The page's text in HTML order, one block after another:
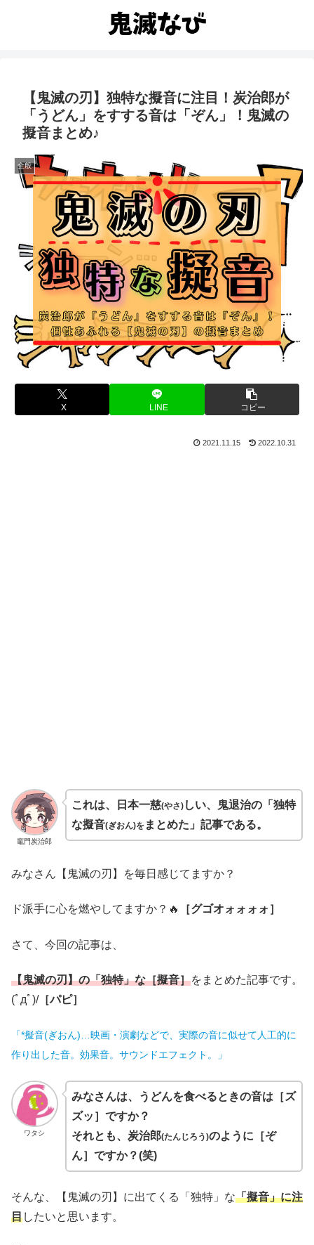
【鬼滅の刃】独特な擬音に注目！炭治郎が
「うどん」をすする音は「ぞん」！鬼滅の
擬音まとめ♪
全般
X LINE コピー
2021.11.15 2022.10.31
竈門炭治郎
これは、日本一慈(やさ)しい、鬼退治の「独特
な擬音(ぎおん)をまとめた」記事である。
みなさん【鬼滅の刃】を毎日感じてますか？
ド派手に心を燃やしてますか？🔥 ［グゴオォォォォ］
さて、今回の記事は、
【鬼滅の刃】の「独特」な［擬音］をまとめた記事です。
(ﾟдﾟ)/［パピ］
「*擬音(ぎおん)…映画・演劇などで、実際の音に似せて人工的に
作り出した音。効果音。サウンドエフェクト。」
ワタシ
みなさんは、うどんを食べるときの音は［ズ
ズッ］ですか？
それとも、炭治郎(たんじろう)のように［ぞ
ん］ですか？(笑)
そんな、【鬼滅の刃】に出てくる「独特」な「擬音」に注
目したいと思います。